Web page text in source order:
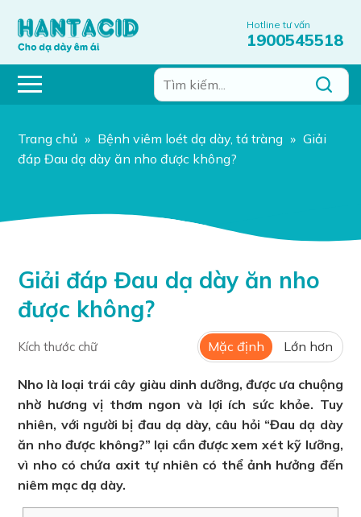
Hotline tư vấn
1900545518
Trang chủ » Bệnh viêm loét dạ dày, tá tràng » Giải
đáp Đau dạ dày ăn nho được không?
Giải đáp Đau dạ dày ăn nho
được không?
Kích thước chữ Mặc định Lớn hơn
Nho là loại trái cây giàu dinh dưỡng, được ưa chuộng
nhờ hương vị thơm ngon và lợi ích sức khỏe. Tuy
nhiên, với người bị đau dạ dày, câu hỏi “Đau dạ dày
ăn nho được không?” lại cần được xem xét kỹ lưỡng,
vì nho có chứa axit tự nhiên có thể ảnh hưởng đến
niêm mạc dạ dày.